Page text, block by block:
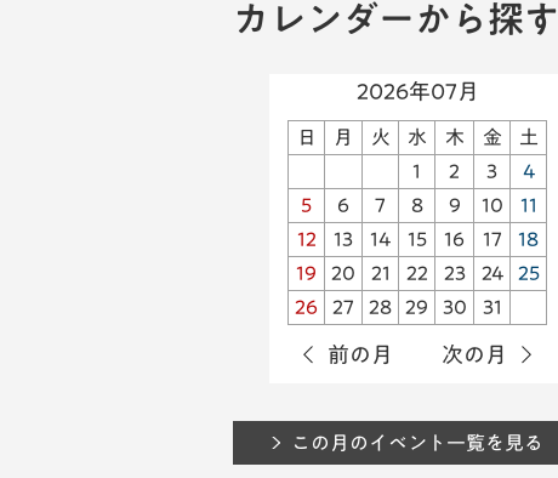
カレンダーから探す
2026年07月
日 月 火 水 木 金
土
1
2 3
4
5
6 7 8 9 10
11
12
13 14 15 16 17
18
19
20 21 22 23 24
25
26
27 28 29 30 31
前の月 次の月
この月のイベント一覧を見る